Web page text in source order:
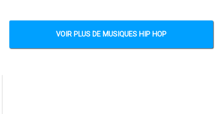
VOIR PLUS DE MUSIQUES HIP HOP